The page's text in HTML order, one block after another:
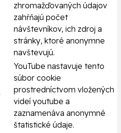
zhromažďovaných údajov
zahŕňajú počet
návštevníkov, ich zdroj a
stránky, ktoré anonymne
navštevujú.
YouTube nastavuje tento
súbor cookie
prostredníctvom vložených
videí youtube a
zaznamenáva anonymné
štatistické údaje.